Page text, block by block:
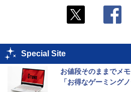
Special Site
お値段そのままでメ
「お得なゲーミングノ